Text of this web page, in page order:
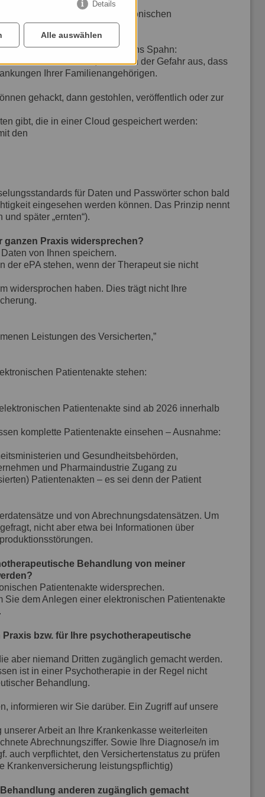
der Einblick in Ihre elektronischen
wenig zu befürchten (Jens Spahn:
chronisch krank ist, setzt sich der Gefahr aus, dass
Ihrer Familienangehörigen.
gehackt, dann gestohlen, veröffentlich oder zur
gibt, die in einer Cloud gespeichert werden:
den
für Daten und Passwörter schon bald
eingesehen werden können. Das Prinzip nennt
später „ernten“).
ganzen Praxis widersprechen?
von Ihnen speichern.
der ePA stehen, wenn der Therapeut sie nicht
widersprochen haben. Dies trägt nicht Ihre
Leistungen des Versicherten,”
Patientenakte stehen:
Patientenakte sind ab 2026 innerhalb
komplette Patientenakte einsehen – Ausnahme:
und Gesundheitsbehörden,
und Pharmaindustrie Zugang zu
Patientenakten – es sei denn der Patient
und von Abrechnungsdatensätzen. Um
nicht aber etwa bei Informationen über
Behandlung von meiner
Patientenakte widersprechen.
dem Anlegen einer elektronischen Patientenakte
bzw. für Ihre psychotherapeutische
aber niemand Dritten zugänglich gemacht werden.
ist in einer Psychotherapie in der Regel nicht
Behandlung.
informieren wir Sie darüber. Ein Zugriff auf unsere
Arbeit an Ihre Krankenkasse weiterleiten
Abrechnungsziffer. Sowie Ihre Diagnose/n im
auch verpflichtet, den Versichertenstatus zu prüfen
Krankenversicherung leistungspflichtig)
anderen zugänglich gemacht
Details
Alle auswählen